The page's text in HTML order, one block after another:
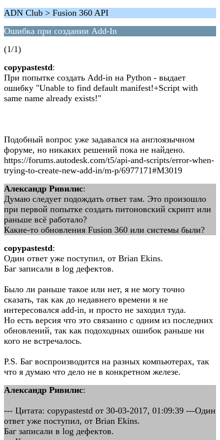
ADN Club > Fusion 360 API
Ошибка при создании Add-In
(1/1)
copypastestd:
При попытке создать Add-in на Python - выдает
ошибку "Unable to find default manifest!+Script with
same name already exists!"
Подобный вопрос уже задавался на англоязычном
форуме, но никаких решений пока не найдено.
https://forums.autodesk.com/t5/api-and-scripts/error-when-
trying-to-create-new-add-in/m-p/6977171#M3019
Александр Ривилис:
Думаю следует подождать ответ там. Это произошло
при первой попытке создать питоновский скрипт или
раньше всё работало?
Какие-то обновления Fusion 360 или системы были?
copypastestd:
Один ответ уже поступил, от Brian Ekins.
Баг записали в log дефектов.
Было ли раньше такое или нет, я не могу точно
сказать, так как до недавнего времени я не
интересовался add-in, и просто не заходил туда.
Но есть версия что это связанно с одним из последних
обновлений, так как подоходных ошибок раньше ни
кого не встречалось.
P.S. Баг воспроизводится на разных компьютерах, так
что я думаю что дело не в конкретном железе.
Александр Ривилис:
--- Цитата: copypastestd от 30-03-2017, 01:09:39 ---Один
ответ уже поступил, от Brian Ekins.
Баг записали в log дефектов.